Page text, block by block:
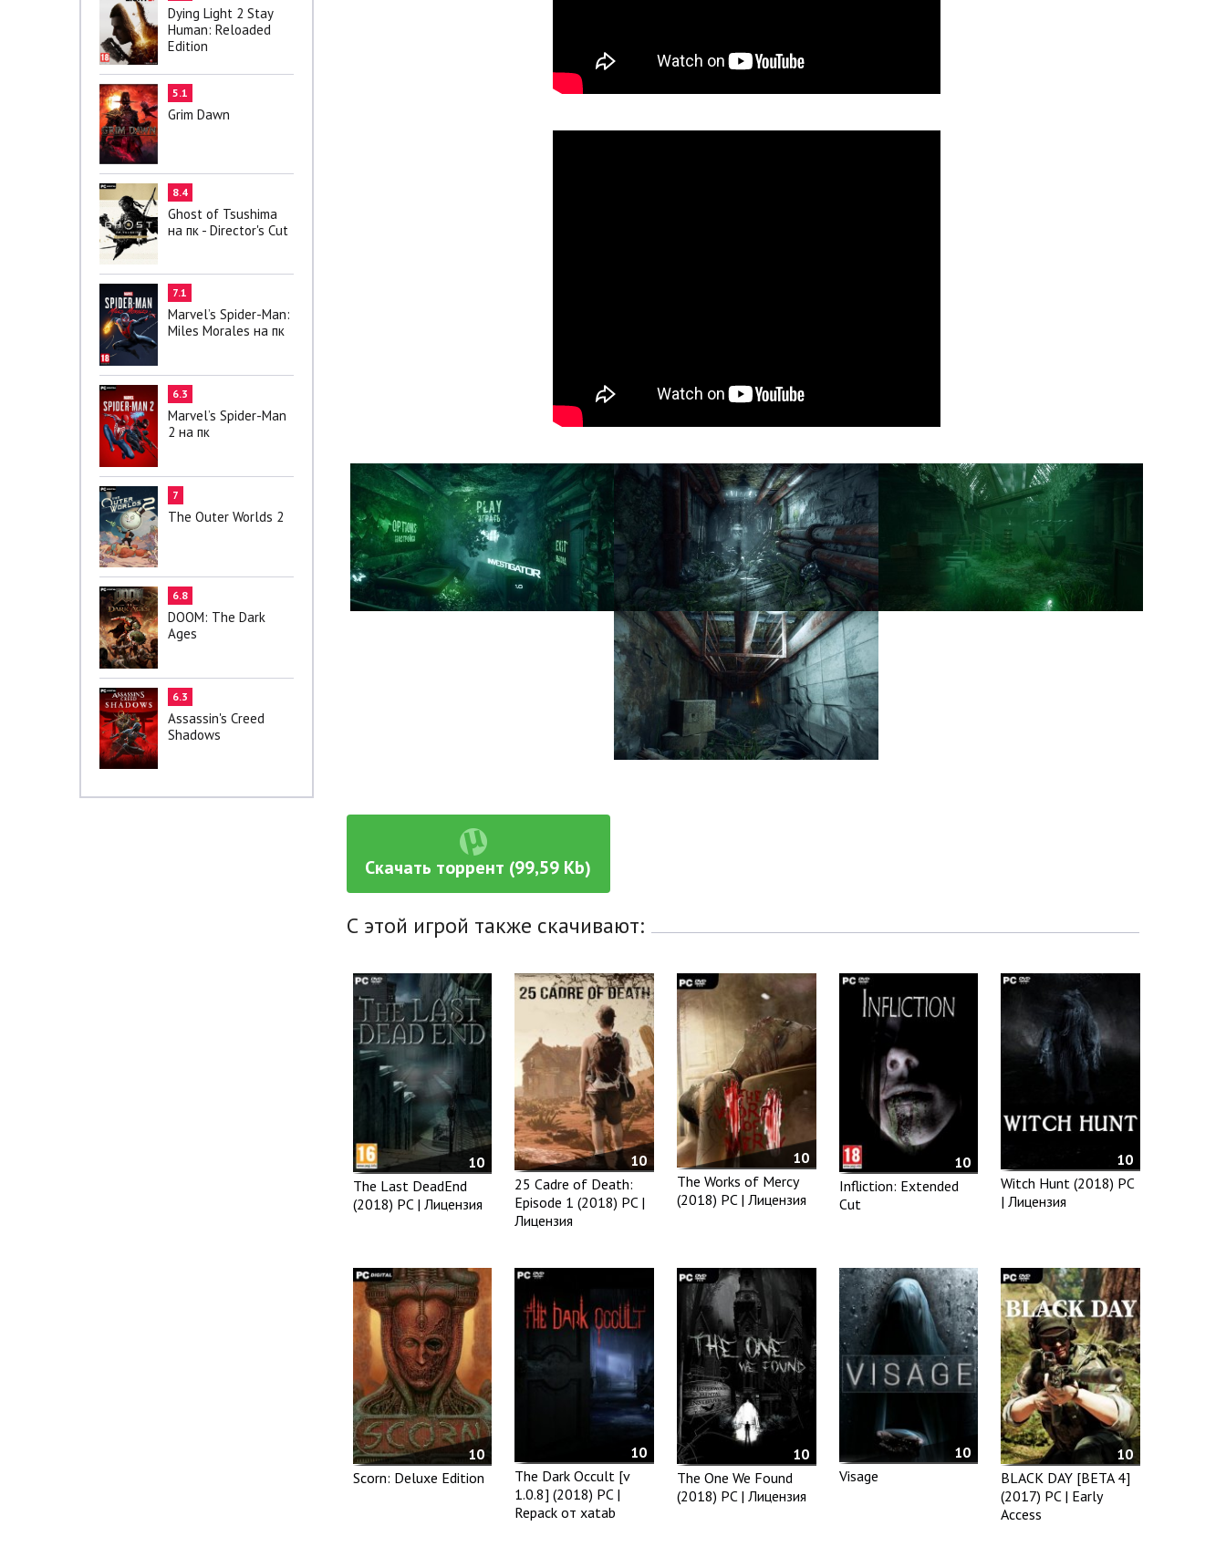
Dying Light 2 Stay
Human: Reloaded
Edition
5.1
Grim Dawn
8.4
Ghost of Tsushima
на пк - Director's Cut
7.1
Marvel’s Spider-Man:
Miles Morales на пк
6.3
Marvel’s Spider-Man
2 на пк
7
The Outer Worlds 2
6.8
DOOM: The Dark
Ages
6.3
Assassin's Creed
Shadows
Скачать торрент (99,59 Kb)
С этой игрой также скачивают:
10
The Last DeadEnd
(2018) PC | Лицензия
10
25 Cadre of Death:
Episode 1 (2018) PC |
Лицензия
10
The Works of Mercy
(2018) PC | Лицензия
10
Infliction: Extended
Cut
10
Witch Hunt (2018) PC
| Лицензия
10
Scorn: Deluxe Edition
10
The Dark Occult [v
1.0.8] (2018) PC |
Repack от xatab
10
The One We Found
(2018) PC | Лицензия
10
Visage
10
BLACK DAY [BETA 4]
(2017) PC | Early
Access